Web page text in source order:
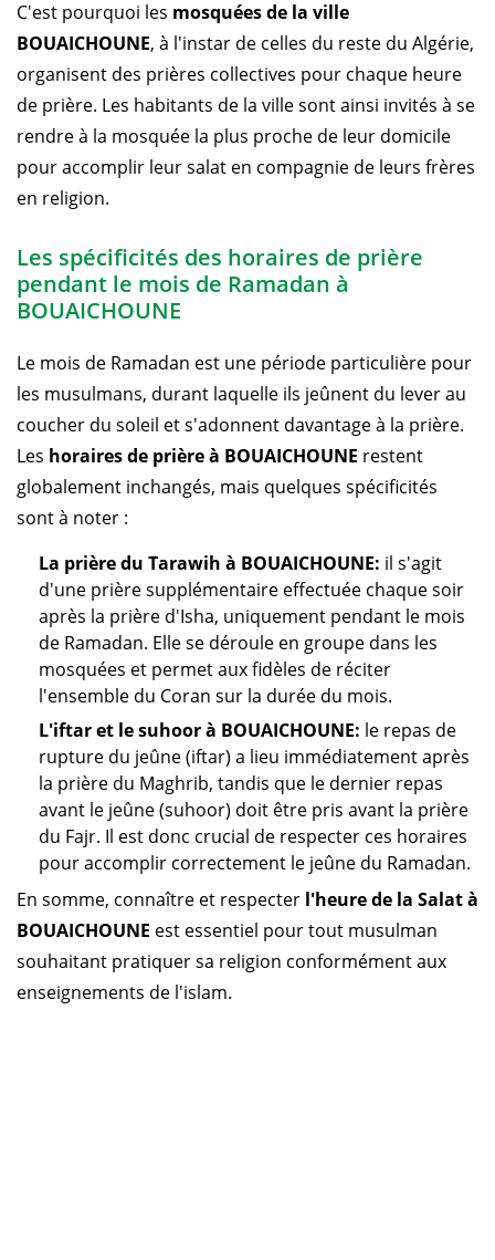
C'est pourquoi les mosquées de la ville
BOUAICHOUNE, à l'instar de celles du reste du Algérie,
organisent des prières collectives pour chaque heure
de prière. Les habitants de la ville sont ainsi invités à se
rendre à la mosquée la plus proche de leur domicile
pour accomplir leur salat en compagnie de leurs frères
en religion.
Les spécificités des horaires de prière
pendant le mois de Ramadan à
BOUAICHOUNE
Le mois de Ramadan est une période particulière pour
les musulmans, durant laquelle ils jeûnent du lever au
coucher du soleil et s'adonnent davantage à la prière.
Les horaires de prière à BOUAICHOUNE restent
globalement inchangés, mais quelques spécificités
sont à noter :
La prière du Tarawih à BOUAICHOUNE: il s'agit
d'une prière supplémentaire effectuée chaque soir
après la prière d'Isha, uniquement pendant le mois
de Ramadan. Elle se déroule en groupe dans les
mosquées et permet aux fidèles de réciter
l'ensemble du Coran sur la durée du mois.
L'iftar et le suhoor à BOUAICHOUNE: le repas de
rupture du jeûne (iftar) a lieu immédiatement après
la prière du Maghrib, tandis que le dernier repas
avant le jeûne (suhoor) doit être pris avant la prière
du Fajr. Il est donc crucial de respecter ces horaires
pour accomplir correctement le jeûne du Ramadan.
En somme, connaître et respecter l'heure de la Salat à
BOUAICHOUNE est essentiel pour tout musulman
souhaitant pratiquer sa religion conformément aux
enseignements de l'islam.